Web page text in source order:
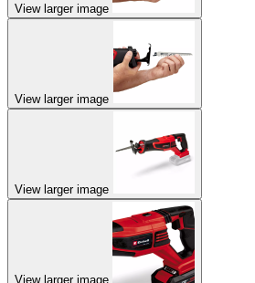
View larger image
View larger image
View larger image
View larger image